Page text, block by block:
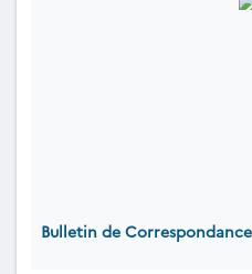
Bulletin de Correspondance